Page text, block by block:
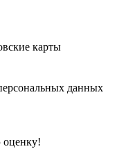
карты
данных
оценку!